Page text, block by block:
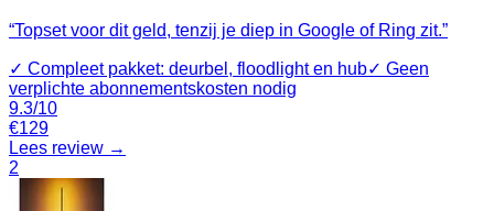
“Topset voor dit geld, tenzij je diep in Google of Ring zit.”
✓ Compleet pakket: deurbel, floodlight en hub✓ Geen
verplichte abonnementskosten nodig
9.3/10
€129
Lees review →
2